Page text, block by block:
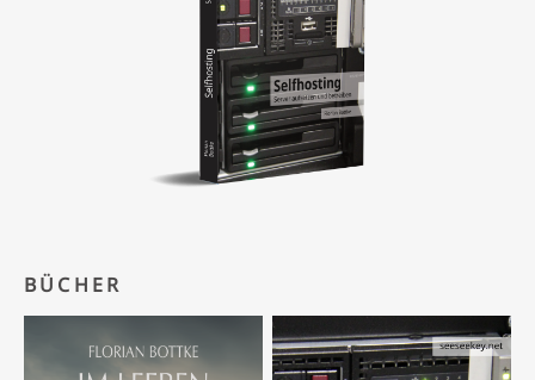
BÜCHER